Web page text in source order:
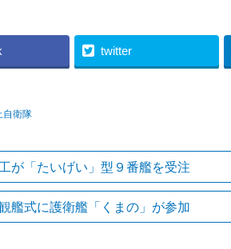
twitter
自衛隊
が「たいげい」型９番艦を受注
艦式に護衛艦「くまの」が参加